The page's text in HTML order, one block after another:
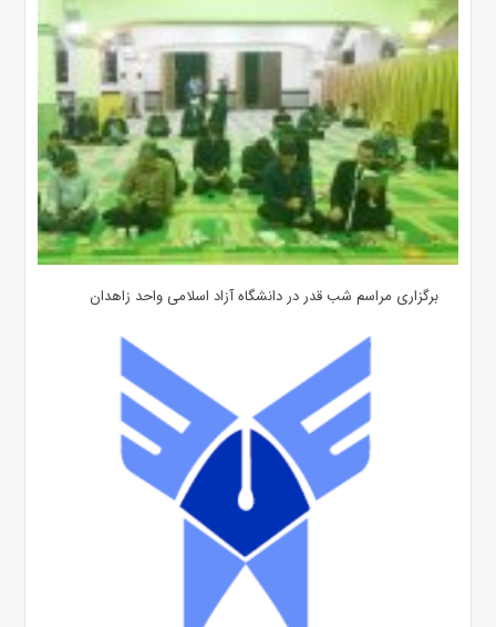
برگزاری مراسم شب قدر در دانشگاه آزاد اسلامی واحد زاهدان